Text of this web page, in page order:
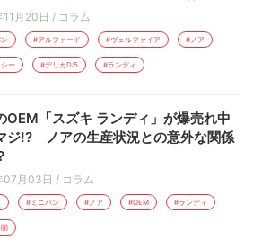
月20日 / コラム
#アルファード #ヴェルファイア #ノア
ー #デリカD:5 #ランディ
OEM「スズキ ランディ」が爆売れ中
ジ!? ノアの生産状況との意外な関係
07月03日 / コラム
#ミニバン #ノア #OEM #ランディ